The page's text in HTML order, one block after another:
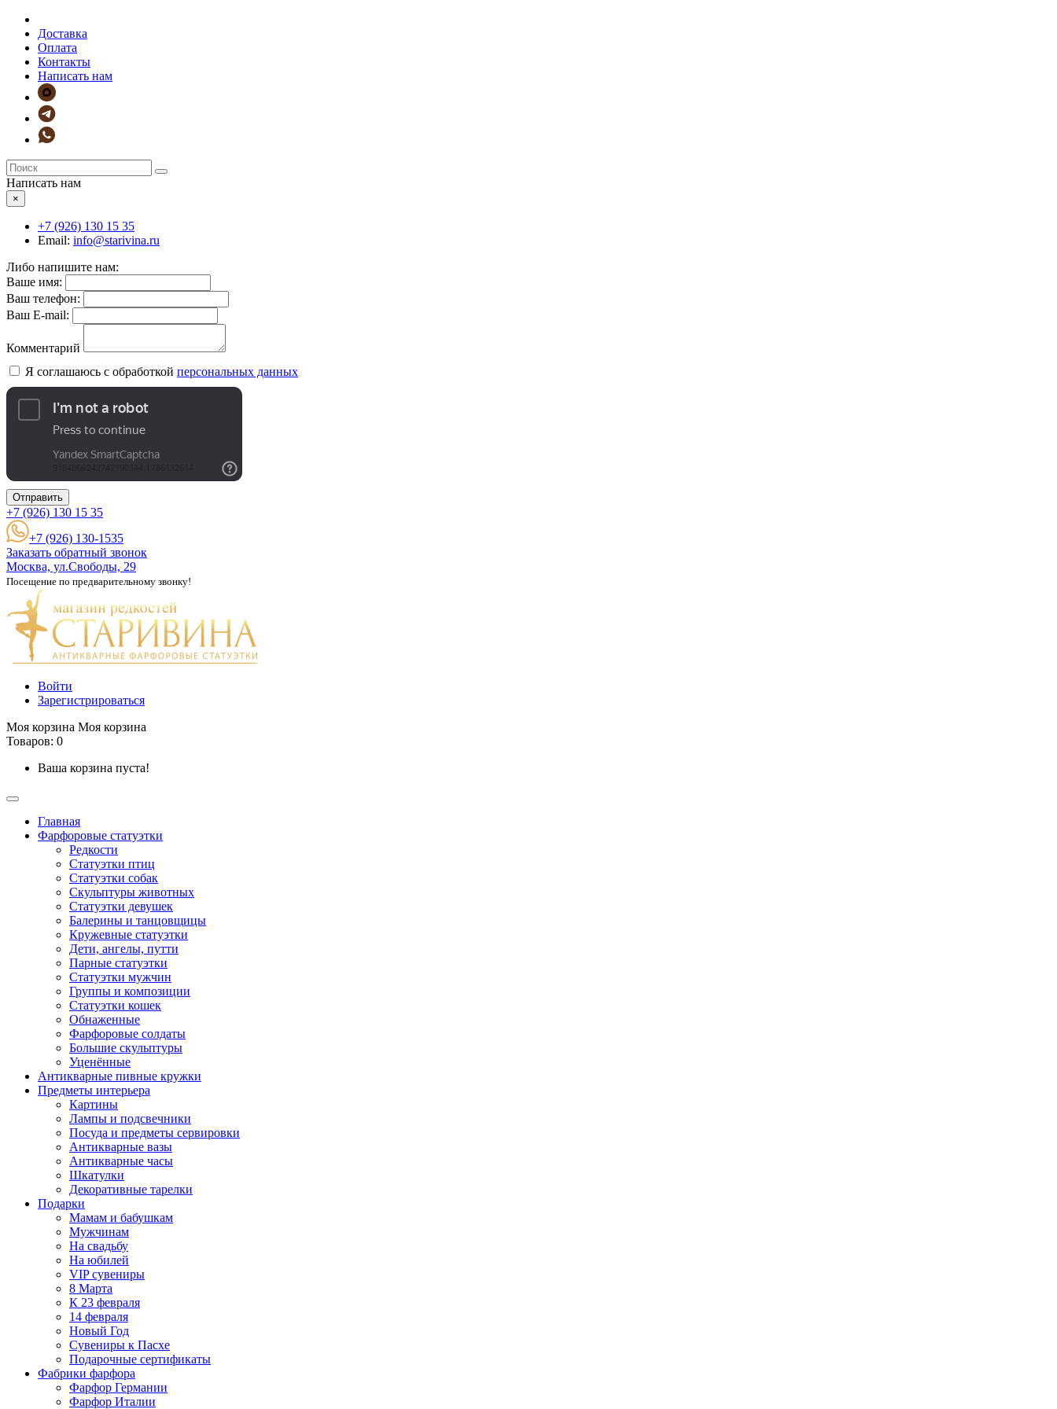
Доставка
Оплата
Контакты
Написать нам
Написать нам
×
+7 (926) 130 15 35
Email: info@starivina.ru
Либо напишите нам:
Ваше имя:
Ваш телефон:
Ваш E-mail:
Комментарий
Я соглашаюсь с обработкой персональных данных
Отправить
+7 (926) 130 15 35
+7 (926) 130-1535
Заказать обратный звонок
Москва, ул.Свободы, 29
Посещение по предварительному звонку!
Войти
Зарегистрироваться
Моя корзина Моя корзина
Товаров: 0
Ваша корзина пуста!
Главная
Фарфоровые статуэтки
Редкости
Cтатуэтки птиц
Cтатуэтки собак
Скульптуры животных
Статуэтки девушек
Балерины и танцовщицы
Кружевные статуэтки
Дети, ангелы, путти
Парные статуэтки
Статуэтки мужчин
Группы и композиции
Статуэтки кошек
Обнаженные
Фарфоровые солдаты
Большие скульптуры
Уценённые
Антикварные пивные кружки
Предметы интерьера
Картины
Лампы и подсвечники
Посуда и предметы сервировки
Антикварные вазы
Антикварные часы
Шкатулки
Декоративные тарелки
Подарки
Мамам и бабушкам
Мужчинам
На свадьбу
На юбилей
VIP сувениры
8 Марта
К 23 февраля
14 февраля
Новый Год
Сувениры к Пасхе
Подарочные сертификаты
Фабрики фарфора
Фарфор Германии
Фарфор Италии